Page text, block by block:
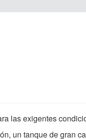
las exigentes
un tanque de gran